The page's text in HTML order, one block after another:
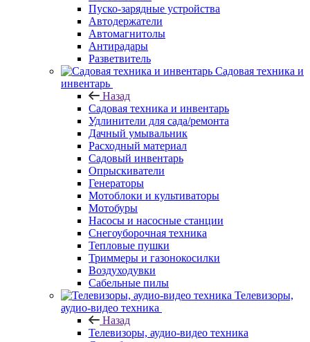
Пуско-зарядные устройства
Автодержатели
Автомагнитолы
Антирадары
Разветвитель
Садовая техника и
инвентарь
Назад
Садовая техника и инвентарь
Удлинители для сада/ремонта
Дачный умывальник
Расходный материал
Садовый инвентарь
Опрыскиватели
Генераторы
Мотоблоки и культиваторы
Мотобуры
Насосы и насосные станции
Снегоуборочная техника
Тепловые пушки
Триммеры и газонокосилки
Воздуходувки
Сабельные пилы
Телевизоры,
аудио-видео техника
Назад
Телевизоры, аудио-видео техника